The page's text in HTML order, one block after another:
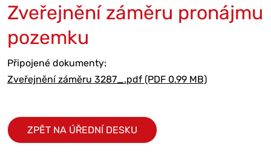
Zveřejnění záměru pronájmu
pozemku
Připojené dokumenty:
Zveřejnění záměru 3287_.pdf (PDF 0.99 MB)
ZPĚT NA ÚŘEDNÍ DESKU